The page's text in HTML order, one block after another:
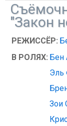
"Закон
РЕЖИССЁР:
В РОЛЯХ: Бен
Эль
Зои